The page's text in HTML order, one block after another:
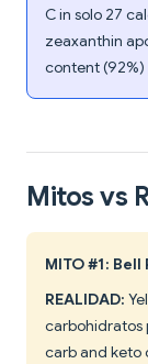
C in solo 27
zeaxanthin
content
Mitos vs
MITO #1:
REALIDAD:
carbohidratos
carb and keto